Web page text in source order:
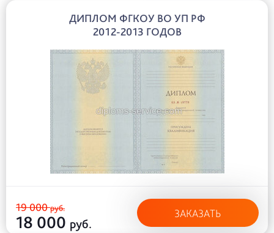
ДИПЛОМ ФГКОУ ВО УП РФ
2012-2013 ГОДОВ
19 000руб.
18 000 руб.
ЗАКАЗАТЬ